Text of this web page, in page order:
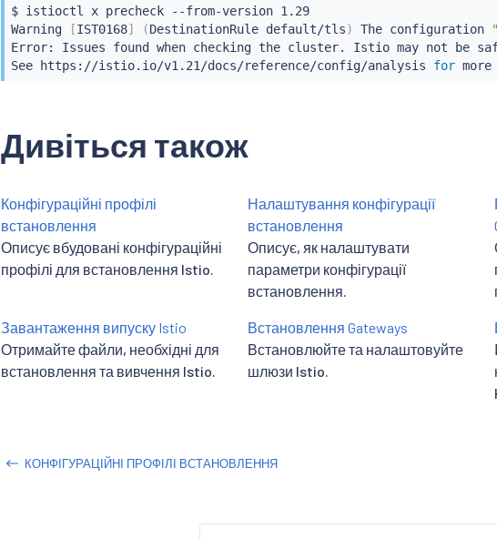
$ istioctl
x precheck --from-version 1.29
Warning
[IST0168] (DestinationRule default/tls) The configuration
Error: Issues found when checking the cluster. Istio may not be
See https://istio.io/v1.21/docs/reference/config/analysis for more
Дивіться також
Конфігураційні профілі
встановлення
Описує вбудовані конфігураційні
профілі для встановлення Istio.
Налаштування конфігурації
встановлення
Описує, як налаштувати
параметри конфігурації
встановлення.
Завантаження випуску Istio
Отримайте файли, необхідні для
встановлення та вивчення Istio.
Встановлення Gateways
Встановлюйте та налаштовуйте
шлюзи Istio.
КОНФІГУРАЦІЙНІ ПРОФІЛІ ВСТАНОВЛЕННЯ